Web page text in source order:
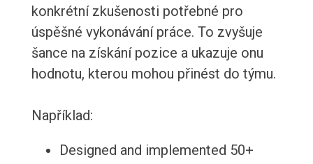
konkrétní zkušenosti potřebné pro
úspěšné vykonávání práce. To zvyšuje
šance na získání pozice a ukazuje onu
hodnotu, kterou mohou přinést do týmu.
Například:
Designed and implemented 50+